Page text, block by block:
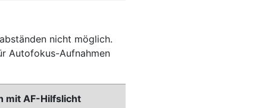
nicht möglich.
Autofokus-Aufnahmen
mit AF-Hilfslicht